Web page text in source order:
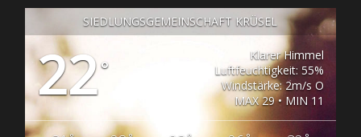
SIEDLUNGSGEMEINSCHAFT KRÜSEL
22°
Klarer Himmel
Luftfeuchtigkeit: 55%
Windstärke: 2m/s O
MAX 29 • MIN 11